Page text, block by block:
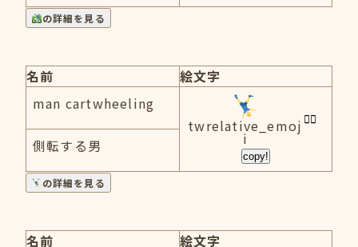
の詳細を見る
名前
絵文字
man cartwheeling
twrelative_emoj
i
copy!
側転する男
の詳細を見る
名前
絵文字